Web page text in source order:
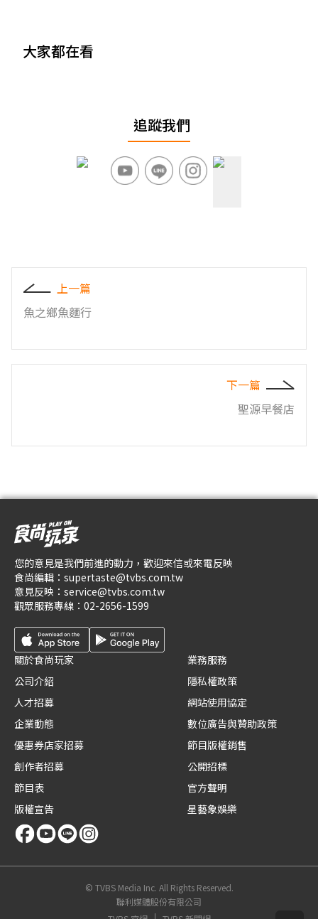
大家都在看
追蹤我們
上一篇
魚之鄉魚麵行
下一篇
聖源早餐店
您的意見是我們前進的動力，歡迎來信或來電反映
食尚編輯： supertaste@tvbs.com.tw
意見反映： service@tvbs.com.tw
觀眾服務專線： 02-2656-1599
關於食尚玩家
公司介紹
人才招募
企業動態
優惠券店家招募
創作者招募
節目表
版權宣告
業務服務
隱私權政策
網站使用協定
數位廣告與贊助政策
節目版權銷售
公開招標
官方聲明
星藝象娛樂
© TVBS Media Inc. All Rights Reserved.
聯利媒體股份有限公司